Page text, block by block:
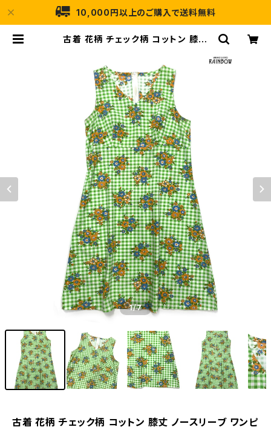
10,000円以上のご購入で送料無料
古着 花柄 チェック柄 コットン 膝丈
1/7
古着 花柄 チェック柄 コットン 膝丈 ノースリーブ ワンピ